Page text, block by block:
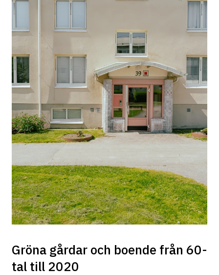
Gröna gårdar och boende från 60-
tal till 2020